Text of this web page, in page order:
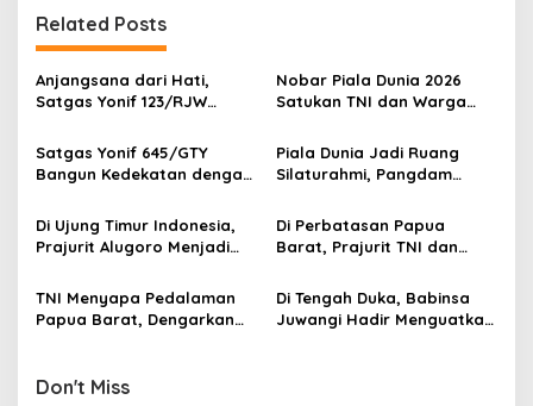
n
a
v
g
a
t
i
o
n
Related Posts
Anjangsana dari Hati,
Satgas Yonif 123/RJW
TNI-Rakyat di Pedalaman
Papua Selatan
Nobar Piala Dunia 2026
Satukan TNI dan Warga
Kebersamaan
Satgas Yonif 645/GTY
Bangun Kedekatan dengan
Komunikasi Teritorial
Piala Dunia Jadi Ruang
Silaturahmi, Pangdam
Warga Manokwari
Di Ujung Timur Indonesia,
Prajurit Alugoro Menjadi
Papua Barat
Di Perbatasan Papua
Barat, Prajurit TNI dan
Merenovasi Gereja di
Kampung Subin
TNI Menyapa Pedalaman
Papua Barat, Dengarkan
Di Tengah Duka, Babinsa
Juwangi Hadir Menguatkan
Don't Miss